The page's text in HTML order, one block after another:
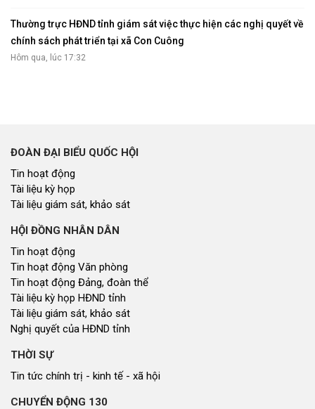
Thường trực HĐND tỉnh giám sát việc thực hiện các nghị quyết về
chính sách phát triển tại xã Con Cuông
Hôm qua, lúc 17:32
ĐOÀN ĐẠI BIỂU QUỐC HỘI
Tin hoạt động
Tài liệu kỳ họp
Tài liệu giám sát, khảo sát
HỘI ĐỒNG NHÂN DÂN
Tin hoạt động
Tin hoạt động Văn phòng
Tin hoạt động Đảng, đoàn thể
Tài liệu kỳ họp HĐND tỉnh
Tài liệu giám sát, khảo sát
Nghị quyết của HĐND tỉnh
THỜI SỰ
Tin tức chính trị - kinh tế - xã hội
CHUYỂN ĐỘNG 130